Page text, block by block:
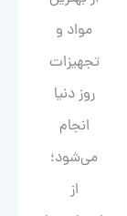
مواد و
تجهیزات
روز دنیا
انجام
می‌شود؛
از